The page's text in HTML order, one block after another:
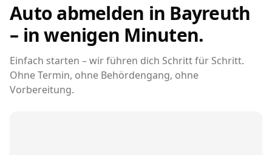
Auto abmelden in Bayreuth
– in wenigen Minuten.
Einfach starten – wir führen dich Schritt für Schritt.
Ohne Termin, ohne Behördengang, ohne
Vorbereitung.